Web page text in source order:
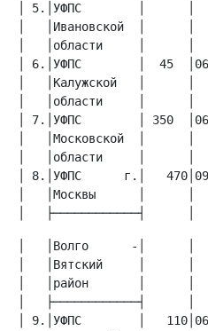
│ 5.│УФПС        │
│   │Ивановской  │
│ 6.│УФПС        │  45
│   │Калужской   │
│ 7.│УФПС        │ 350
│   │Московской  │
│ 8.│УФПС      г.│
│   │Москвы      │
│   ├────────────┤
│   │Волго      -│
│   │Вятский     │
│   │район       │
│ 9.│УФПС        │